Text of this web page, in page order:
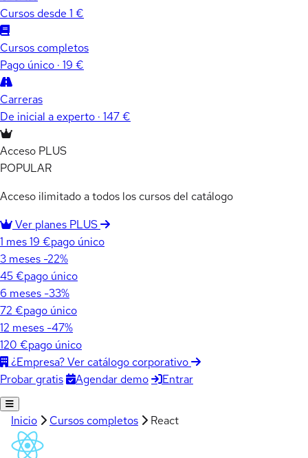
Cursos desde 1 €
Cursos completos
Pago único · 19 €
Carreras
De inicial a experto · 147 €
Acceso PLUS
POPULAR
Acceso ilimitado a todos los cursos del catálogo
Ver planes PLUS
1 mes19 €pago único
3 meses -22%
45 €pago único
6 meses -33%
72 €pago único
12 meses -47%
120 €pago único
¿Empresa? Ver catálogo corporativo
Probar gratis
Agendar demo Entrar
Inicio Cursos completos React